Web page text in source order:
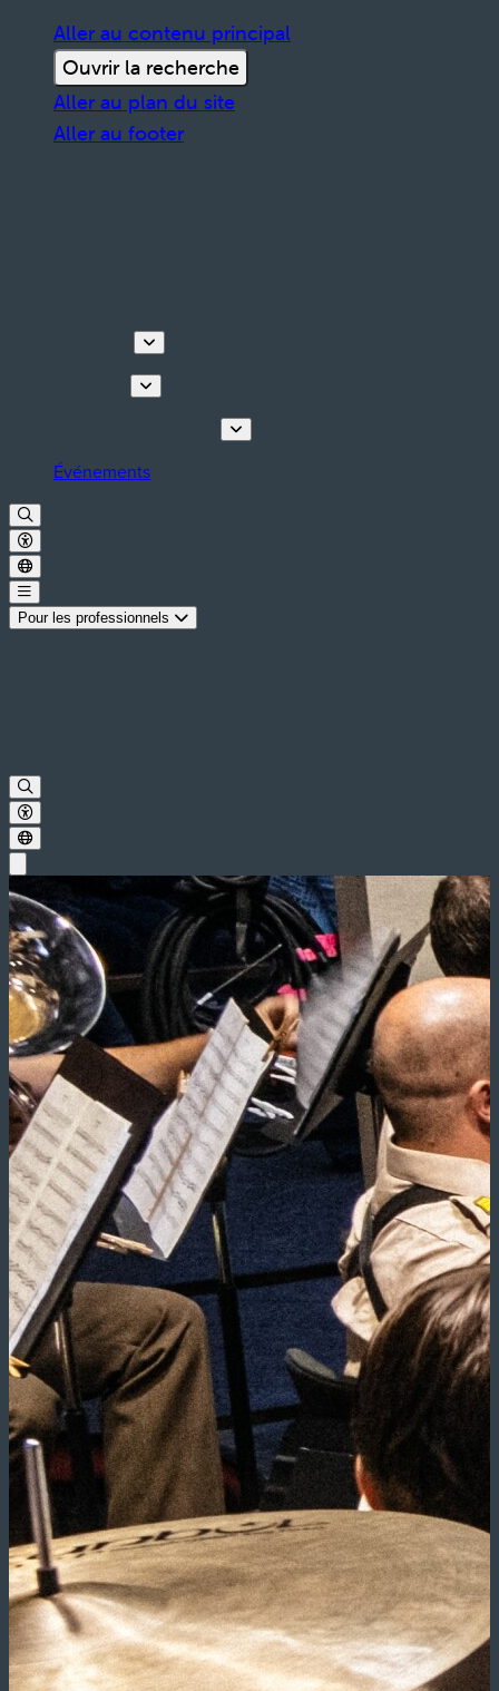
Aller au contenu principal
Ouvrir la recherche
Aller au plan du site
Aller au footer
Événements
Pour les professionnels